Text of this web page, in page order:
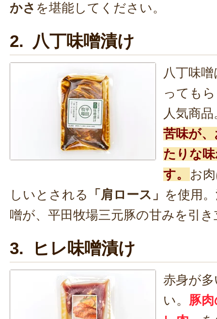
かさ を堪能してください。
2. 八丁味噌漬け
八丁味
っても
人気商品
苦味が
たりな
す。
お
しいとされる
「肩ロース」
を使用
噌が、平田牧場三元豚の甘みを引
3. ヒレ味噌漬け
赤身が
い。 豚